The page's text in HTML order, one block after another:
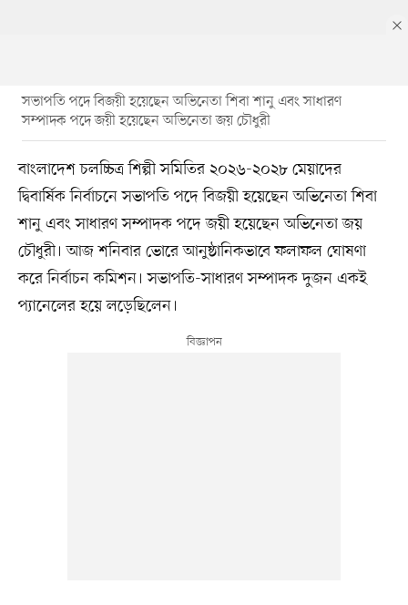
সভাপতি পদে বিজয়ী হয়েছেন অভিনেতা শিবা শানু এবং সাধারণ
সম্পাদক পদে জয়ী হয়েছেন অভিনেতা জয় চৌধুরী
বাংলাদেশ চলচ্চিত্র শিল্পী সমিতির ২০২৬-২০২৮ মেয়াদের
দ্বিবার্ষিক নির্বাচনে সভাপতি পদে বিজয়ী হয়েছেন অভিনেতা শিবা
শানু এবং সাধারণ সম্পাদক পদে জয়ী হয়েছেন অভিনেতা জয়
চৌধুরী। আজ শনিবার ভোরে আনুষ্ঠানিকভাবে ফলাফল ঘোষণা
করে নির্বাচন কমিশন। সভাপতি-সাধারণ সম্পাদক দুজন একই
প্যানেলের হয়ে লড়েছিলেন।